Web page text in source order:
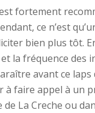
fortement
ce n’est
bien plus tôt.
la fréquence des
avant ce laps
à faire appel à un
de La Creche ou